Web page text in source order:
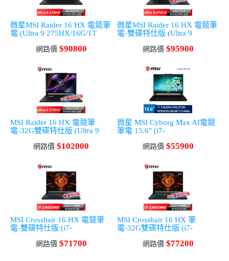
微星MSI Raider 16 HX 電競筆
電 (Ultra 9 275HX/16G/1T
網路價 $90800
微星MSI Raider 16 HX 電競筆
電-雙碟特仕版 (Ultra 9
i/Win11)網路價 $95900
MSI Raider 16 HX 電競筆
電-32G雙碟特仕版 (Ultra 9
i/Win11)網路價 $102000
微星 MSI Cyborg Max AI電競
筆電 15.6" (i7-
8G/W11)網路價 $55900
MSI Crosshair 16 HX 電競筆
電-雙碟特仕版 (i7-
070-8G/Win11)
網路價 $71700
MSI Crosshair 16 HX 筆
電-32G雙碟特仕版 (i7-
070-8G/Win11)
網路價 $77200